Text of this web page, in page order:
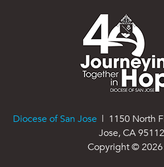
Diocese of San Jose | 1150 North
Jose, CA 95112
Copyright ©2026